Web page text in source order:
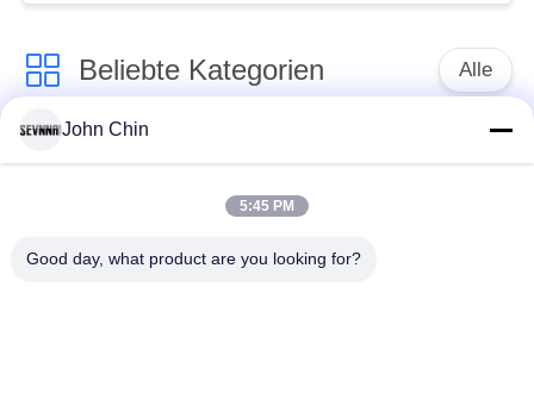
Beliebte Kategorien Alle
Aufbereitetes
Nylongewebe
John Chin
5:45 PM
Good day, what product are you looking for?